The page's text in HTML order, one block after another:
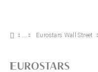
Eurostars Wall Street